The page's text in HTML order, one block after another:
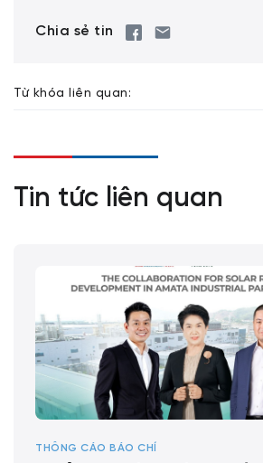
Chia sẻ tin
Từ khóa liên quan:
Tin tức liên quan
THÔNG CÁO BÁO CHÍ